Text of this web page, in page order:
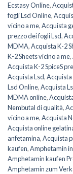
Ecstasy Online,
fogli Lsd Online,
vicino a me,Acquista
prezzo dei fogli Lsd,
MDMA,Acquista K-2
K-2 Sheets vicino a me,
Acquista K-2 SpiceS
Acquista Lsd,Acquista
Lsd Online,Acquista
MDMA online,
Nembutal di qualità,
vicino a me,Acquista
Acquista online
anfetamina,Acquista
kaufen,Amphetamin
Amphetamin kaufen
Amphetamin zum